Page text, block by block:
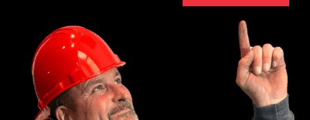
3231, route 157
du-Mont-Carmel (Qc) G0X 3J0
info@lubrifiantsrm.com
Tél. : 819 693-0006